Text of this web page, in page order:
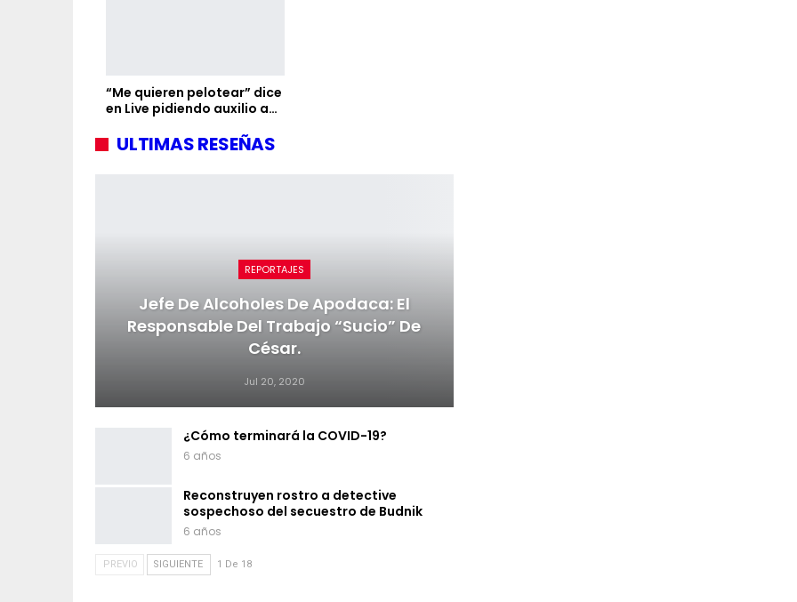
“Me quieren pelotear” dice
en Live pidiendo auxilio a…
ULTIMAS RESEÑAS
REPORTAJES
Jefe De Alcoholes De Apodaca: El
Responsable Del Trabajo “sucio” De
César.
Jul 20, 2020
¿Cómo terminará la COVID-19?
6 años
Reconstruyen rostro a detective
sospechoso del secuestro de Budnik
6 años
PREVIO SIGUIENTE 1 De 18